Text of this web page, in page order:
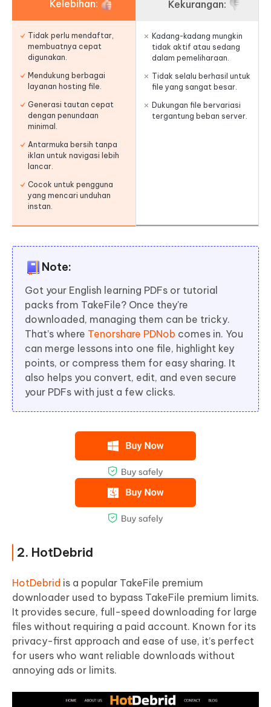
Kelebihan:
Tidak perlu mendaftar,
membuatnya cepat
digunakan.
Mendukung berbagai
layanan hosting file.
Generasi tautan cepat
dengan penundaan
minimal.
Antarmuka bersih tanpa
iklan untuk navigasi lebih
lancar.
Cocok untuk pengguna
yang mencari unduhan
instan.
Kekurangan:
Kadang-kadang mungkin
tidak aktif atau sedang
dalam pemeliharaan.
Tidak selalu berhasil untuk
file yang sangat besar.
Dukungan file bervariasi
tergantung beban server.
Note:
Got your English learning PDFs or tutorial
packs from TakeFile? Once they're
downloaded, managing them can be tricky.
That’s where Tenorshare PDNob comes in. You
can merge lessons into one file, highlight key
points, or compress them for easy sharing. It
also helps you convert, edit, and even secure
your PDFs with just a few clicks.
2. HotDebrid
HotDebrid is a popular TakeFile premium
downloader used to bypass TakeFile premium limits.
It provides secure, full-speed downloading for large
files without requiring a paid account. Known for its
privacy-first approach and ease of use, it’s perfect
for users who want reliable downloads without
annoying ads or limits.